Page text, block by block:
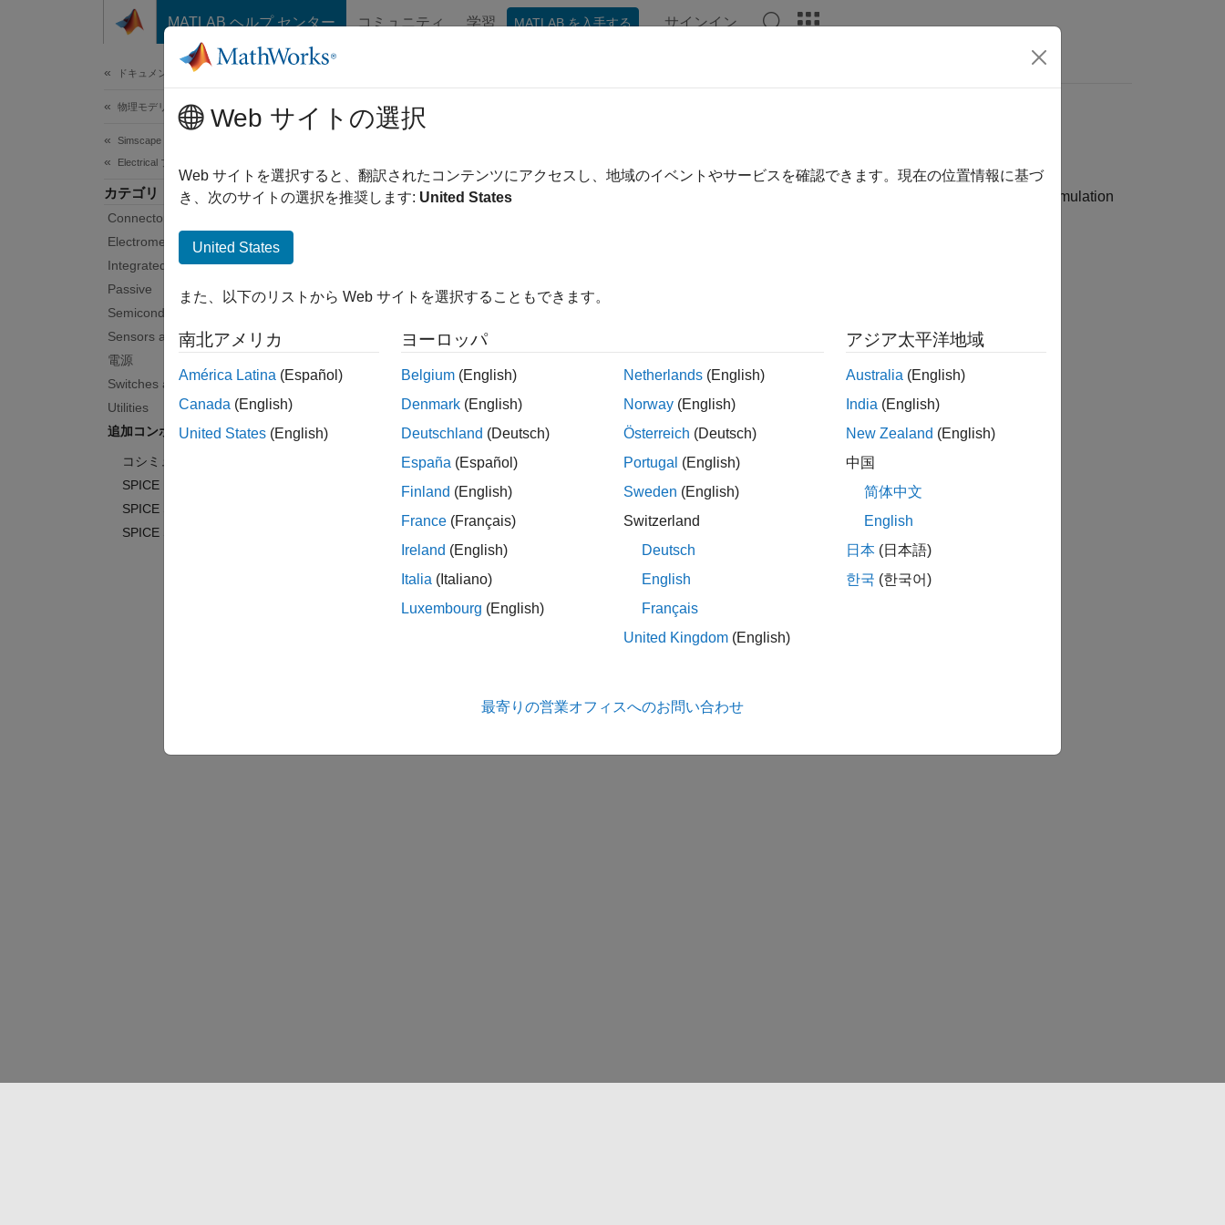
コンテンツへスキップ
MATLAB ヘルプ センター コミュニティ 学習 MATLAB を入手する サインイン
ドキュメンテーションのホーム
物理モデリング
Simscape Electrical
Electrical ブロック ライブラリ
カテゴリ
Connectors and References​
Electromechanical
Integrated Circuits
Passive
Semiconductors and Converters
Sensors and Transducers
電源
Switches and Breakers
Utilities
追加コンポーネント
コシミュレーション​
SPICE Passives
SPICE Semiconductors
SPICE Sources
追加コンポーネント
SPICE 互換の受動素子、半導体、ソース
Additional Components ライブラリから自動的に、または SPICE 変換アシスタントを使用して、SPICE (Simulation
コシミュレーション​
SPICE Passives
SPICE 互換の抵抗とスイッチ
SPICE Semiconductors
SPICE 互換半導体
SPICE Sources
この情報は役に立ちましたか？
Web サイトの選択
Web サイトを選択すると、翻訳されたコンテンツにアクセスし、地域のイベントやサービスを確認できます。現在の位置情報に基づ
き、次のサイトの選択を推奨します: United States
United States
また、以下のリストから Web サイトを選択することもできます。
南北アメリカ
América Latina (Español)
Canada (English)
United States (English)
ヨーロッパ
Belgium (English)
Denmark (English)
Deutschland (Deutsch)
España (Español)
Finland (English)
France (Français)
Ireland (English)
Italia (Italiano)
Luxembourg (English)
Netherlands (English)
Norway (English)
Österreich (Deutsch)
Portugal (English)
Sweden (English)
Switzerland
Deutsch
English
Français
United Kingdom (English)
アジア太平洋地域
Australia (English)
India (English)
New Zealand (English)
中国
简体中文
English
日本 (日本語)
한국 (한국어)
最寄りの営業オフィスへのお問い合わせ